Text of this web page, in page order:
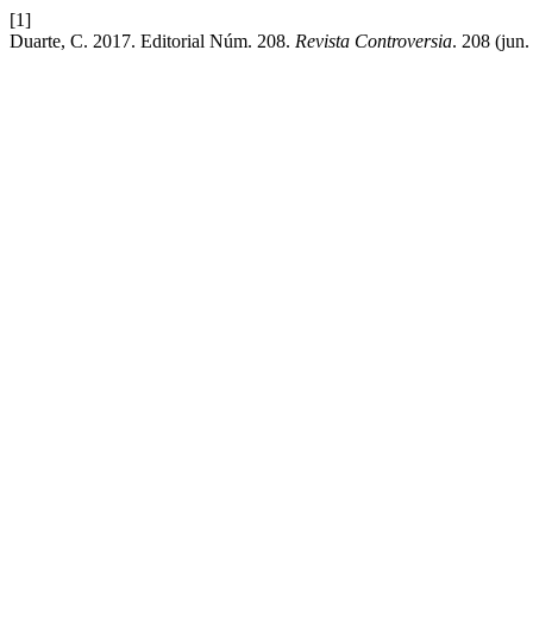
[1]
Duarte, C. 2017. Editorial Núm. 208. Revista Controversia. 208